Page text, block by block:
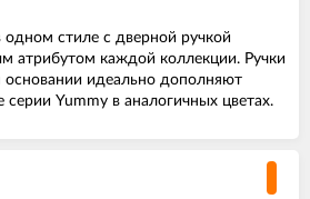
одном стиле с дверной ручкой
атрибутом каждой коллекции. Ручки
идеально дополняют
Yummy в аналогичных цветах.